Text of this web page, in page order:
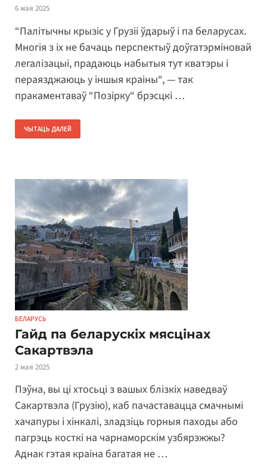
6 мая 2025
“Палітычны крызіс у Грузіі ўдарыў і па беларусах.
Многія з іх не бачаць перспектыў доўгатэрміновай
легалізацыі, прадаюць набытыя тут кватэры і
пераязджаюць у іншыя краіны“, — так
пракаментаваў “Позірку“ брэсцкі …
ЧЫТАЦЬ ДАЛЕЙ
БЕЛАРУСЬ
Гайд па беларускіх мясцінах
Сакартвэла
2 мая 2025
Пэўна, вы ці хтосьці з вашых блізкіх наведваў
Сакартвэла (Грузію), каб пачаставацца смачнымі
хачапуры і хінкалі, зладзіць горныя паходы або
пагрэць косткі на чарнаморскім узбярэжжы?
Аднак гэтая краіна багатая не …